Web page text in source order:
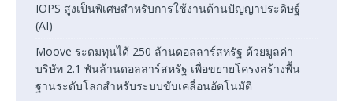
IOPS สูงเป็นพิเศษสำหรับการใช้งานด้านปัญญาประดิษฐ์
(AI)
Moove ระดมทุนได้ 250 ล้านดอลลาร์สหรัฐ ด้วยมูลค่า
บริษัท 2.1 พันล้านดอลลาร์สหรัฐ เพื่อขยายโครงสร้างพื้น
ฐานระดับโลกสำหรับระบบขับเคลื่อนอัตโนมัติ